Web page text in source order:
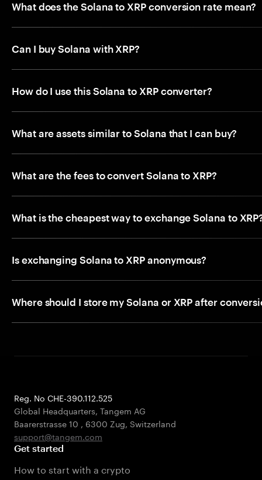
What does the Solana to XRP conversion rate mean?
Can I buy Solana with XRP?
How do I use this Solana to XRP converter?
What are assets similar to Solana that I can buy?
What are the fees to convert Solana to XRP?
What is the cheapest way to exchange Solana to
Is exchanging Solana to XRP anonymous?
Where should I store my Solana or XRP after
Reg. No CHE-390.112.525
Global Headquarters, Tangem AG
Baarerstrasse 10 , 6300 Zug, Switzerland
support@tangem.com
Get started
How to start with a crypto